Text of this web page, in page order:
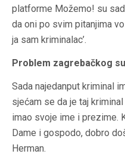
platforme Možemo! su
da oni po svim pitanjima
ja sam kriminalac’.
Problem zagrebačkog
Sada najedanput kriminal
sjećam se da je taj
imao svoje ime i prezime.
Dame i gospodo, dobro
Herman.